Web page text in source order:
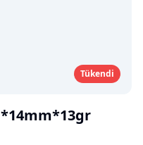
Tükendi